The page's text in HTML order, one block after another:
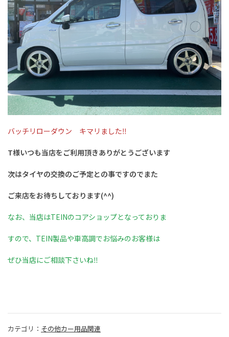
バッチリローダウン キマリました‼️
T様いつも当店をご利用頂きありがとうございます
次はタイヤの交換のご予定との事ですのでまた
ご来店をお待ちしております(^^)
なお、当店はTEINのコアショップとなっておりま
すので、TEIN製品や車高調でお悩みのお客様は
ぜひ当店にご相談下さいね‼️
カテゴリ： その他カー用品関連